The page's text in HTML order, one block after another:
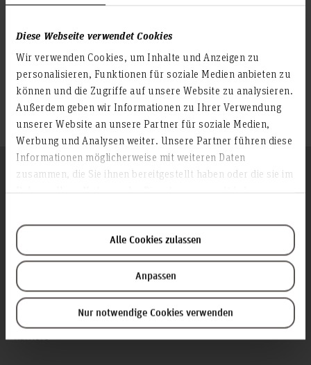
Diese Webseite verwendet Cookies
Wir verwenden Cookies, um Inhalte und Anzeigen zu
personalisieren, Funktionen für soziale Medien anbieten zu
können und die Zugriffe auf unsere Website zu analysieren.
Außerdem geben wir Informationen zu Ihrer Verwendung
unserer Website an unsere Partner für soziale Medien,
Werbung und Analysen weiter. Unsere Partner führen diese
Informationen möglicherweise mit weiteren Daten
zusammen, die Sie ihnen bereitgestellt haben oder die sie im
Alle Cookies zulassen
Anpassen
Nur notwendige Cookies verwenden
Andreas Egbers
andreas.egbers.s1(at)hs-hannover.de
Zum Seitenanfang
Infos zur Hochschule
Kontakt und Anreise
Startseite Hochschule Hannover
Presse
Personensuche
Karriere
Folgen Sie uns